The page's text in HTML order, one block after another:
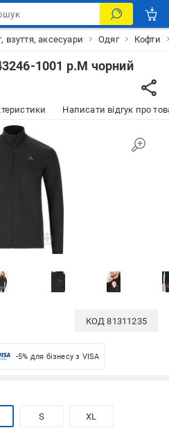
взуття, аксесуари Одяг Кофти
1001 р.M чорний
Написати відгук про
КОД81311235
-5% для бізнесу з VISA
S XL